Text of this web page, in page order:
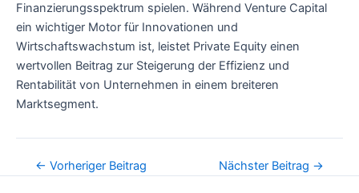
Finanzierungsspektrum spielen. Während Venture Capital
ein wichtiger Motor für Innovationen und
Wirtschaftswachstum ist, leistet Private Equity einen
wertvollen Beitrag zur Steigerung der Effizienz und
Rentabilität von Unternehmen in einem breiteren
Marktsegment.
Post← Vorheriger Beitrag Nächster Beitrag →